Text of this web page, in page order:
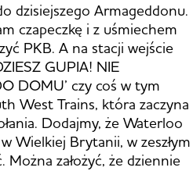
dzisiejszego Armageddonu.
czapeczkę i z uśmiechem
PKB. A na stacji wejście
GUPIA! NIE
DOMU’ czy coś w tym
West Trains, która zaczyna
Dodajmy, że Waterloo
Wielkiej Brytanii, w zeszłym
założyć, że dziennie